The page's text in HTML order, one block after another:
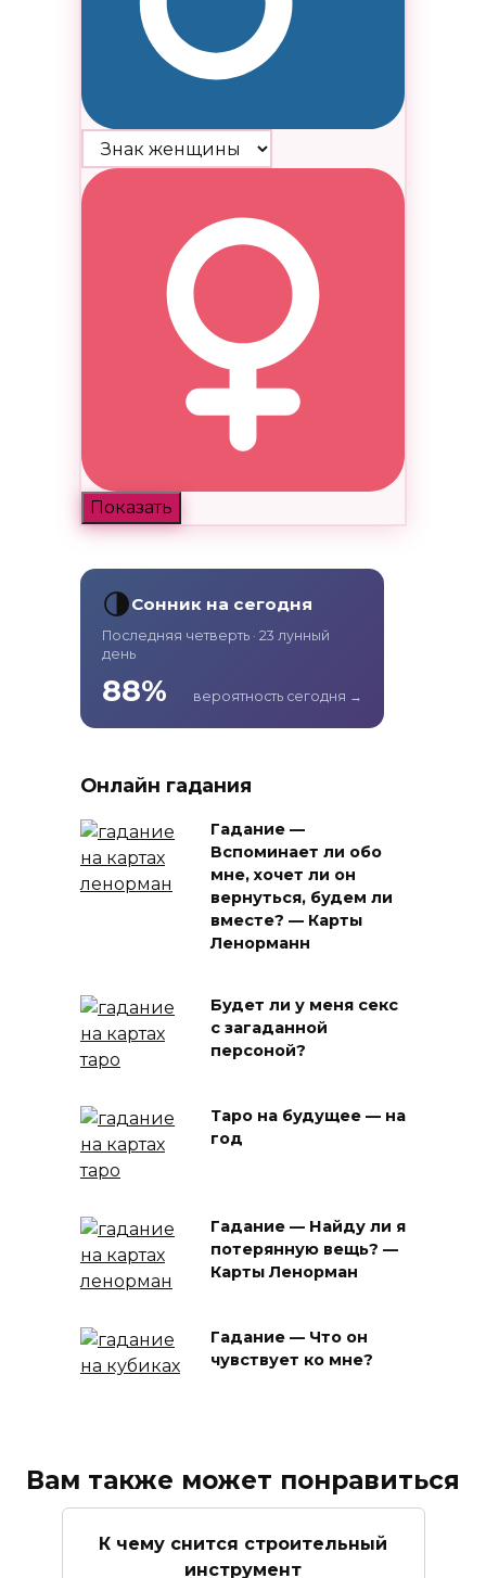
Показать
🌗Сонник на сегодня
Последняя четверть · 23 лунный
день
88% вероятность сегодня →
Онлайн гадания
Гадание —
Вспоминает ли обо
мне, хочет ли он
вернуться, будем ли
вместе? — Карты
Ленорманн
Будет ли у меня секс
с загаданной
персоной?
Таро на будущее — на
год
Гадание — Найду ли я
потерянную вещь? —
Карты Ленорман
Гадание — Что он
чувствует ко мне?
Вам также может понравиться
К чему снится строительный
инструмент